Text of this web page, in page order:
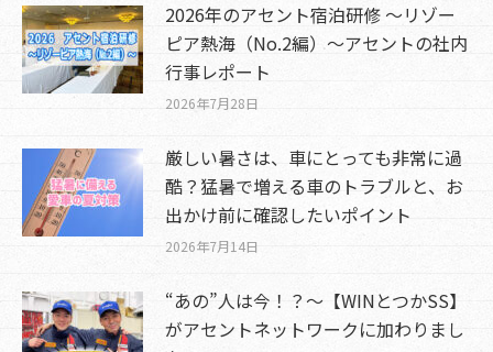
2026年のアセント宿泊研修 ～リゾー
ピア熱海（No.2編）～アセントの社内
行事レポート
2026年7月28日
厳しい暑さは、車にとっても非常に過
酷？猛暑で増える車のトラブルと、お
出かけ前に確認したいポイント
2026年7月14日
“あの”人は今！？～【WINとつかSS】
がアセントネットワークに加わりまし